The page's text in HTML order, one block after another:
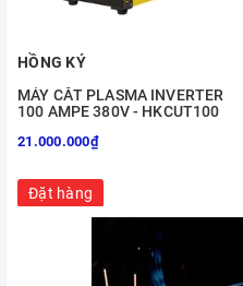
HỒNG KÝ
MÁY CẮT PLASMA INVERTER
100 AMPE 380V - HKCUT100
21.000.000₫
Đặt hàng